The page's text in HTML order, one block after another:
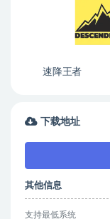
速降王者
下载地址
其他信息
支持最低系统